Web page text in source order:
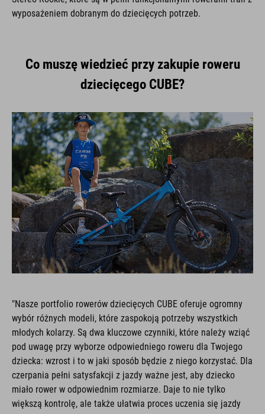
wyposażeniem dobranym do dziecięcych potrzeb.
Co muszę wiedzieć przy zakupie roweru
dziecięcego CUBE?
"Nasze portfolio rowerów dziecięcych CUBE oferuje ogromny
wybór różnych modeli, które zaspokoją potrzeby wszystkich
młodych kolarzy. Są dwa kluczowe czynniki, które należy wziąć
pod uwagę przy wyborze odpowiedniego roweru dla Twojego
dziecka: wzrost i to w jaki sposób będzie z niego korzystać. Dla
czerpania pełni satysfakcji z jazdy ważne jest, aby dziecko
miało rower w odpowiednim rozmiarze. Daje to nie tylko
większą kontrolę, ale także ułatwia proces uczenia się jazdy